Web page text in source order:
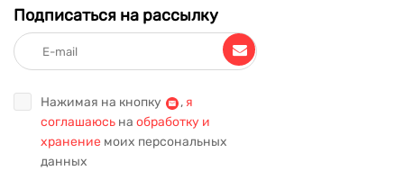
Подписаться на рассылку
Нажимая на кнопку , я
соглашаюсь на обработку и
хранение моих персональных
данных